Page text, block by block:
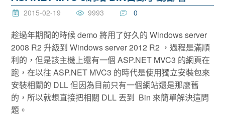
2015-02-19 9993 0
趁過年期間的時候 demo 將用了好久的 Windows server
2008 R2 升級到 Windows server 2012 R2 ，過程是滿順
利的，但是該主機上還有一個 ASP.NET MVC3 的網頁在
跑，在以往 ASP.NET MVC3 的時代是使用獨立安裝包來
安裝相關的 DLL 但因為目前只有一個網站還是那麼舊
的，所以就想直接把相關 DLL 丟到 Bin 來簡單解決這問
題。